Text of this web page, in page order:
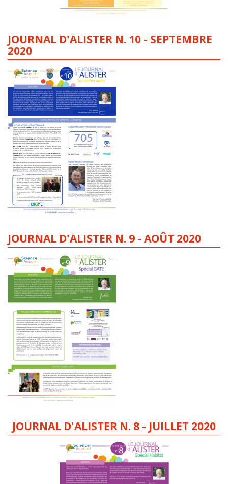
JOURNAL D'ALISTER N. 10 - SEPTEMBRE
2020
JOURNAL D'ALISTER N. 9 - AOÛT 2020
JOURNAL D'ALISTER N. 8 - JUILLET 2020